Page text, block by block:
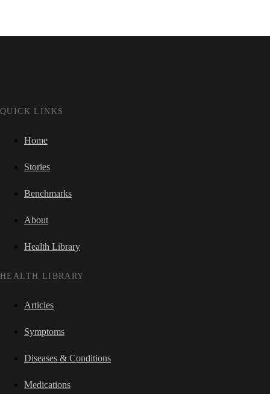
QUICK LINKS
Home
Stories
Benchmarks
About
Health Library
HEALTH LIBRARY
Articles
Symptoms
Diseases & Conditions
Medications